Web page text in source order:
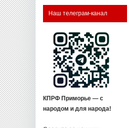
Наш телеграм-канал
КПРФ Приморье — с
народом и для народа!